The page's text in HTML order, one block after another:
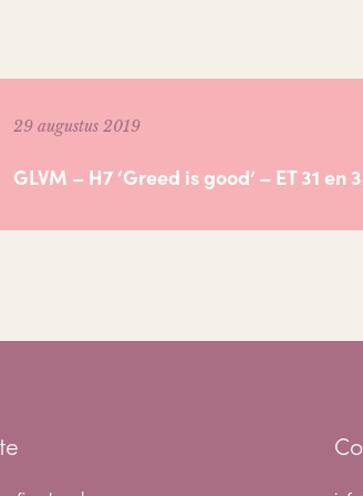
29 augustus 2019
GLVM – H7 ‘Greed is good’ – ET 31 en